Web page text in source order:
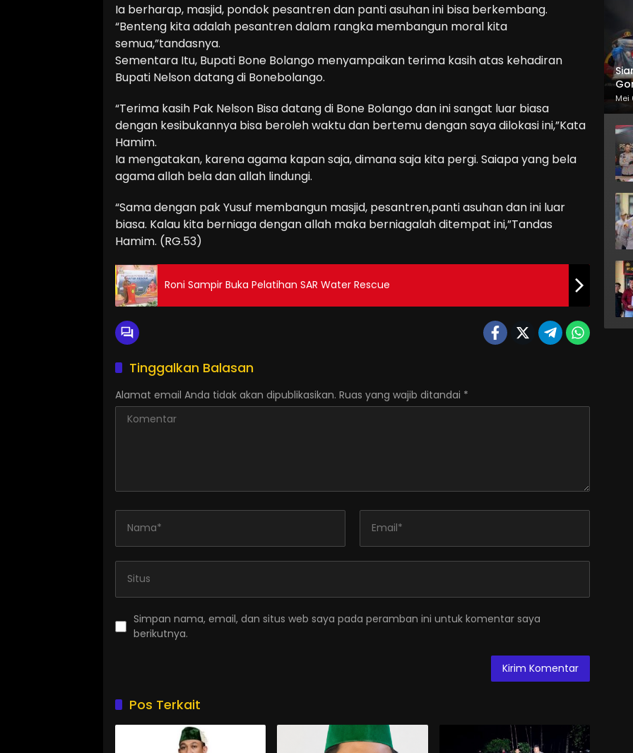
Ia berharap, masjid, pondok pesantren dan panti asuhan ini bisa berkembang.
“Benteng kita adalah pesantren dalam rangka membangun moral kita
semua,”tandasnya.
Sementara Itu, Bupati Bone Bolango menyampaikan terima kasih atas kehadiran
Bupati Nelson datang di Bonebolango.
“Terima kasih Pak Nelson Bisa datang di Bone Bolango dan ini sangat luar biasa
dengan kesibukannya bisa beroleh waktu dan bertemu dengan saya dilokasi ini,”Kata
Hamim.
Ia mengatakan, karena agama kapan saja, dimana saja kita pergi. Saiapa yang bela
agama allah bela dan allah lindungi.
“Sama dengan pak Yusuf membangun masjid, pesantren,panti asuhan dan ini luar
biasa. Kalau kita berniaga dengan allah maka berniagalah ditempat ini,”Tandas
Hamim. (RG.53)
Roni Sampir Buka Pelatihan SAR Water Rescue
Tinggalkan Balasan
Alamat email Anda tidak akan dipublikasikan. Ruas yang wajib ditandai *
Simpan nama, email, dan situs web saya pada peramban ini untuk komentar saya
berikutnya.
Pos Terkait
Mei